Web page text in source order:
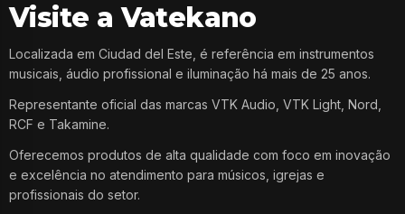
Visite a Vatekano
Localizada em Ciudad del Este, é referência em instrumentos
musicais, áudio profissional e iluminação há mais de 25 anos.
Representante oficial das marcas VTK Audio, VTK Light, Nord,
RCF e Takamine.
Oferecemos produtos de alta qualidade com foco em inovação
e excelência no atendimento para músicos, igrejas e
profissionais do setor.